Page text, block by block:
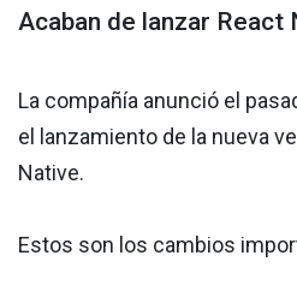
Acaban de lanzar React
La compañía anunció el
el lanzamiento de la nueva
Native.
Estos son los cambios